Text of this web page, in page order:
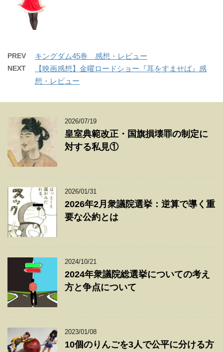
PREV キングダム45巻 感想・レビュー
NEXT
【映画感想】金曜ロードショー『耳をすませば』感
想・レビュー
2026/07/19
皇室典範改正・国旗損壊罪の制定に
対する私見①
2026/01/31
2026年2月衆議院選挙：逆算で導く重
要な公約とは
2024/10/21
2024年衆議院総選挙についての考え
方と争点について
2023/01/08
10個のりんごを3人で公平に分ける方